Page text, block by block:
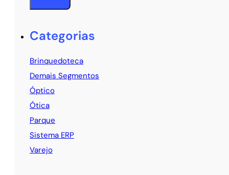
Categorias
Brinquedoteca
Demais Segmentos
Óptico
Ótica
Parque
Sistema ERP
Varejo